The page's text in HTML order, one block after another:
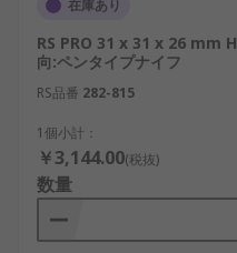
在庫あり
RS PRO 31 x 31 x 26 mm
向:ペンタイプナイフ
RS品番 282-815
1個小計：
￥3,144.00(税抜)
数量